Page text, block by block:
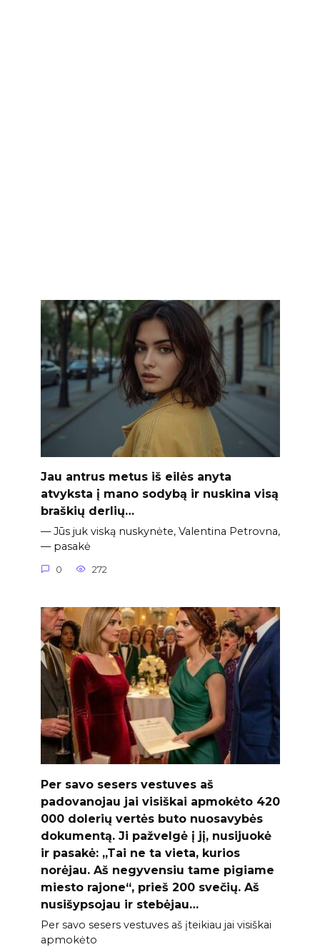
Jau antrus metus iš eilės anyta
atvyksta į mano sodybą ir nuskina visą
braškių derlių…
— Jūs juk viską nuskynėte, Valentina Petrovna,
— pasakė
0 272
Per savo sesers vestuves aš
padovanojau jai visiškai apmokėto 420
000 dolerių vertės buto nuosavybės
dokumentą. Ji pažvelgė į jį, nusijuokė
ir pasakė: „Tai ne ta vieta, kurios
norėjau. Aš negyvensiu tame pigiame
miesto rajone“, prieš 200 svečių. Aš
nusišypsojau ir stebėjau…
Per savo sesers vestuves aš įteikiau jai visiškai
apmokėto